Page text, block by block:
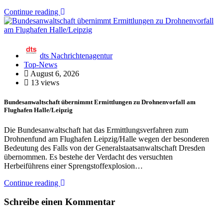
Continue reading
dts Nachrichtenagentur
Top-News
August 6, 2026
13 views
Bundesanwaltschaft übernimmt Ermittlungen zu Drohnenvorfall am
Flughafen Halle/Leipzig
Die Bundesanwaltschaft hat das Ermittlungsverfahren zum
Drohnenfund am Flughafen Leipzig/Halle wegen der besonderen
Bedeutung des Falls von der Generalstaatsanwaltschaft Dresden
übernommen. Es bestehe der Verdacht des versuchten
Herbeiführens einer Sprengstoffexplosion…
Continue reading
Schreibe einen Kommentar